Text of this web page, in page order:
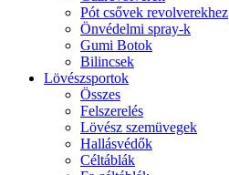
Pót csővek revolverekhez
Önvédelmi spray-k
Gumi Botok
Bilincsek
Lövészsportok
Összes
Felszerelés
Lövész szemüvegek
Hallásvédők
Céltáblák